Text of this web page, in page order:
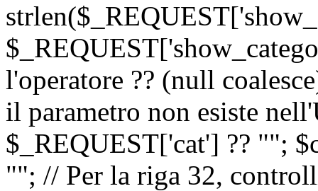
l'operatore ?? (null
il parametro non esiste
$_REQUEST['cat'] ?? "";
""; // Per la riga 32,